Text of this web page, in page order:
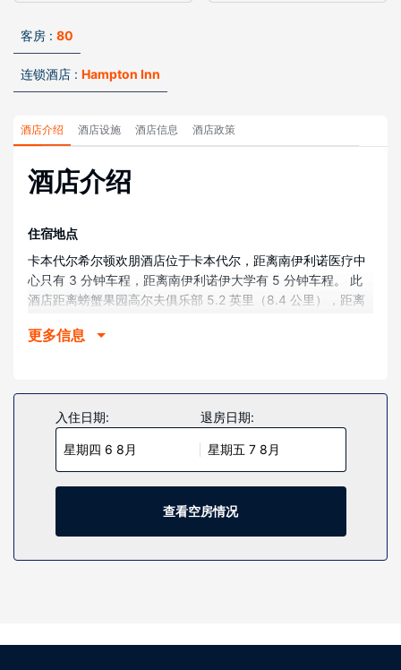
客房 : 80
连锁酒店 : Hampton Inn
酒店介绍 酒店设施 酒店信息 酒店政策
酒店介绍
住宿地点
卡本代尔希尔顿欢朋酒店位于卡本代尔，距离南伊利诺医疗中
心只有 3 分钟车程，距离南伊利诺伊大学有 5 分钟车程。 此
酒店距离螃蟹果园高尔夫俱乐部 5.2 英里（8.4 公里），距离
客房
舒适。提供免费有线和无线上网，方便您与朋友保持联系；另
提供有线频道，可满足您的娱乐需求。配备淋浴/盆浴组合的私
人浴室提供免费洗浴用品和吹风机。便利设施包括书桌和微波
炉，以及带有免费市内通话的电话。
不要错过室内游泳池、热水浴缸和健身中心等众多度假设施。
更多信息
入住日期:
星期四 6 8月
退房日期:
星期五 7 8月
查看空房情况